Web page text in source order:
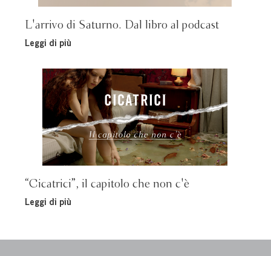
L'arrivo di Saturno. Dal libro al podcast
Leggi di più
“Cicatrici”, il capitolo che non c'è
Leggi di più